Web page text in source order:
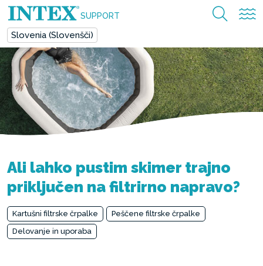
SUPPORT
Slovenia (Slovenšči)
Ali lahko pustim skimer trajno
priključen na filtrirno napravo?
Kartušni filtrske črpalke
Peščene filtrske črpalke
Delovanje in uporaba